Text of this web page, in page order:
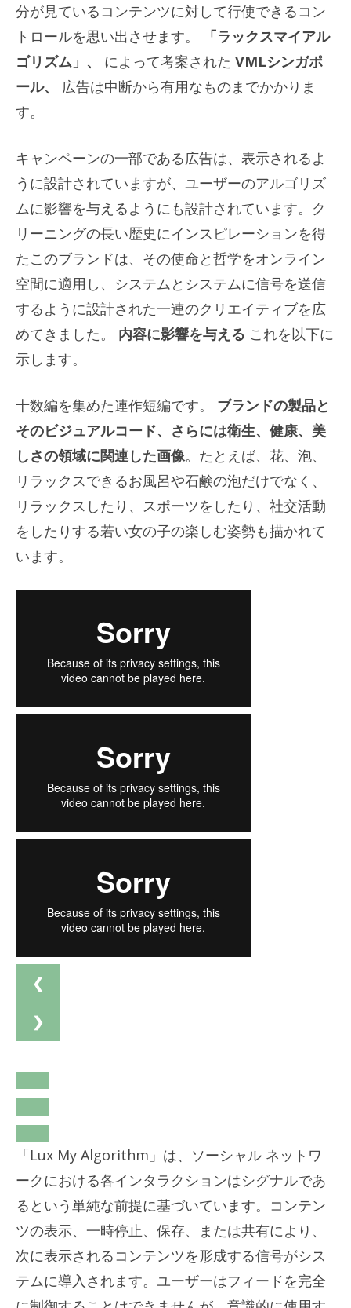
分が見ているコンテンツに対して行使できるコン
トロールを思い出させます。
「ラックスマイアル
ゴリズム」、 によって考案された VMLシンガポ
ール、
広告は中断から有用なものまでかかりま
す。
キャンペーンの一部である広告は、表示されるよ
うに設計されていますが、ユーザーのアルゴリズ
ムに影響を与えるようにも設計されています。ク
リーニングの長い歴史にインスピレーションを得
たこのブランドは、その使命と哲学をオンライン
空間に適用し、システムとシステムに信号を送信
するように設計された一連のクリエイティブを広
めてきました。 内容に影響を与える これを以下に
示します。
十数編を集めた連作短編です。 ブランドの製品と
そのビジュアルコード、さらには衛生、健康、美
しさの領域に関連した画像。たとえば、花、泡、
リラックスできるお風呂や石鹸の泡だけでなく、
リラックスしたり、スポーツをしたり、社交活動
をしたりする若い女の子の楽しむ姿勢も描かれて
います。
❮
❯
「Lux My Algorithm」は、ソーシャル ネットワ
ークにおける各インタラクションはシグナルであ
るという単純な前提に基づいています。コンテン
ツの表示、一時停止、保存、または共有により、
次に表示されるコンテンツを形成する信号がシス
テムに導入されます。ユーザーはフィードを完全